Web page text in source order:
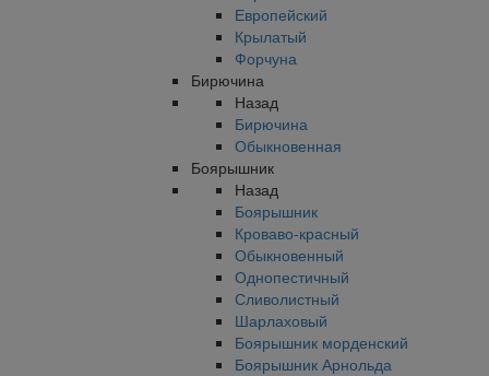
Европейский
Крылатый
Форчуна
Бирючина
Назад
Бирючина
Обыкновенная
Боярышник
Назад
Боярышник
Кроваво-красный
Обыкновенный
Однопестичный
Сливолистный
Шарлаховый
Боярышник морденский
Боярышник Арнольда